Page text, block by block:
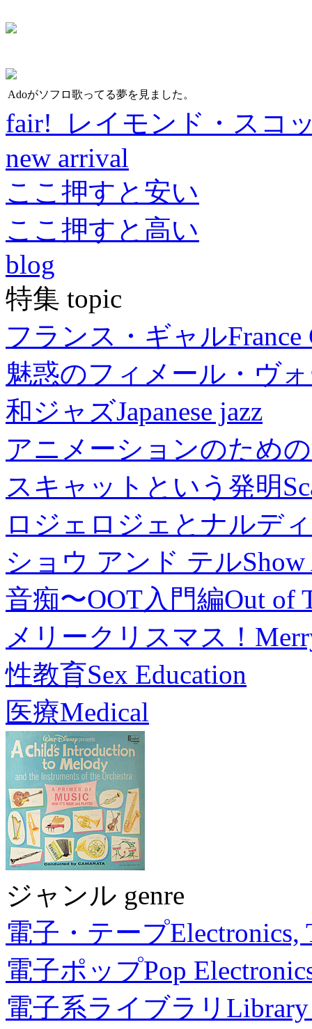
Adoがソフロ歌ってる夢を見ました。
fair! レイモンド・スコ
new arrival
ここ押すと安い
ここ押すと高い
blog
特集 topic
フランス・ギャルFrance
魅惑のフィメール・ヴ
和ジャズJapanese jazz
アニメーションのため
スキャットという発明
ロジェロジェとナルデ
ショウ アンド テル
音痴〜OOT入門編Out of
メリークリスマス！
性教育Sex Education
医療Medical
ジャンル genre
電子・テープElectronics,
電子ポップPop
電子系ライブラリ